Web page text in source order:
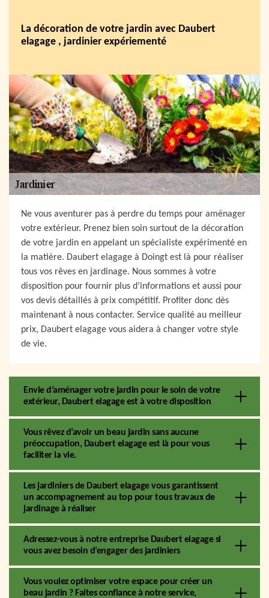
La décoration de votre jardin avec Daubert
elagage , jardinier expériementé
Ne vous aventurer pas à perdre du temps pour aménager
votre extérieur. Prenez bien soin surtout de la décoration
de votre jardin en appelant un spécialiste expérimenté en
la matière. Daubert elagage à Doingt est là pour réaliser
tous vos rêves en jardinage. Nous sommes à votre
disposition pour fournir plus d’informations et aussi pour
vos devis détaillés à prix compétitif. Profiter donc dès
maintenant à nous contacter. Service qualité au meilleur
prix, Daubert elagage vous aidera à changer votre style
de vie.
Envie d’aménager votre jardin pour le soin de votre
extérieur, Daubert elagage est à votre disposition
Vous rêvez d’avoir un beau jardin sans aucune
préoccupation, Daubert elagage est là pour vous
faciliter la vie.
Les jardiniers de Daubert elagage vous garantissent
un accompagnement au top pour tous travaux de
jardinage à réaliser
Adressez-vous à notre entreprise Daubert elagage si
vous avez besoin d’engager des jardiniers
Vous voulez optimiser votre espace pour créer un
beau jardin ? Faites confiance à notre service,